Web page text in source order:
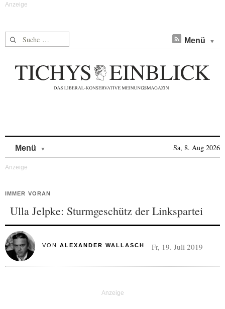
Suche nach: Menü
Menü Sa, 8. Aug 2026
IMMER VORAN
Ulla Jelpke: Sturmgeschütz der Linkspartei
VON ALEXANDER WALLASCH Fr, 19. Juli 2019